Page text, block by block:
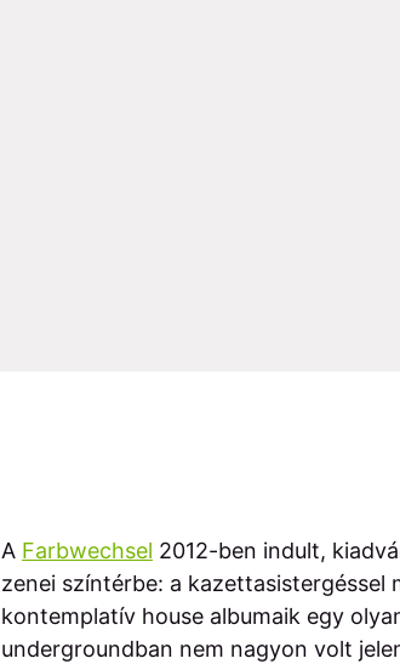
A Farbwechsel 2012-ben indult,
zenei színtérbe: a
kontemplatív house albumaik egy
undergroundban nem nagyon volt